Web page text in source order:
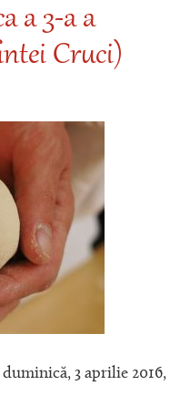
a 3-a a
Cruci)
3 aprilie 2016,